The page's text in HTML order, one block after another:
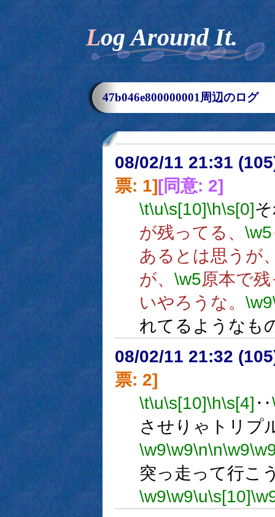
Log Around It.
47b046e800000001周辺のログ
08/02/11 21:31
票: 1][同意: 2]
\t\u\s[10]\h\s[0]
が残ってる、 \w5
あるとは思うが
が、 \w5原本で
いやろうな。 \w9
れてるようなも
08/02/11 21:32
票: 2]
\t\u\s[10]\h\s[4] ‥
させりゃトリプ
\w9\w9\n\n\w9
突っ走って行こ
\w9\w9\u\s[10]